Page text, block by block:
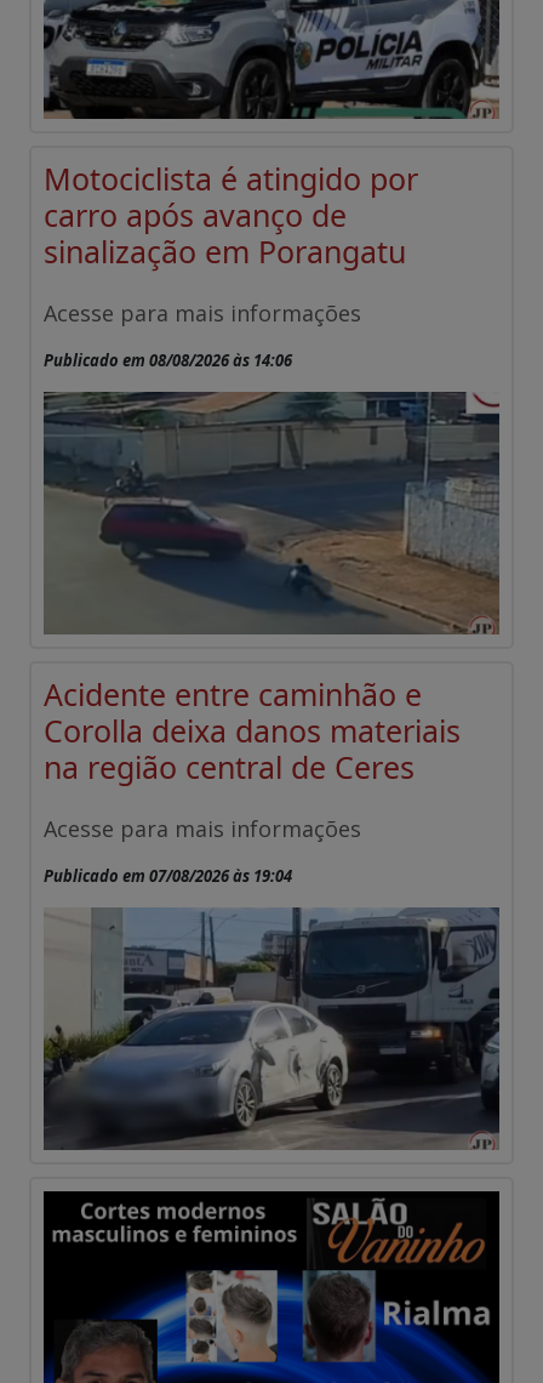
Motociclista é atingido por
carro após avanço de
sinalização em Porangatu
Acesse para mais informações
Publicado em 08/08/2026 às 14:06
Acidente entre caminhão e
Corolla deixa danos materiais
na região central de Ceres
Acesse para mais informações
Publicado em 07/08/2026 às 19:04